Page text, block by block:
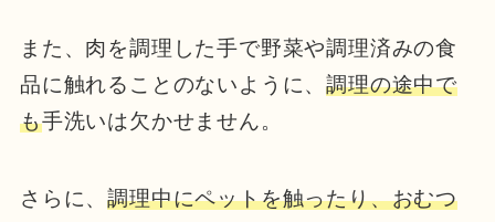
また、肉を調理した手で野菜や調理済みの食
品に触れることのないように、調理の途中で
も手洗いは欠かせません。
さらに、調理中にペットを触ったり、おむつ